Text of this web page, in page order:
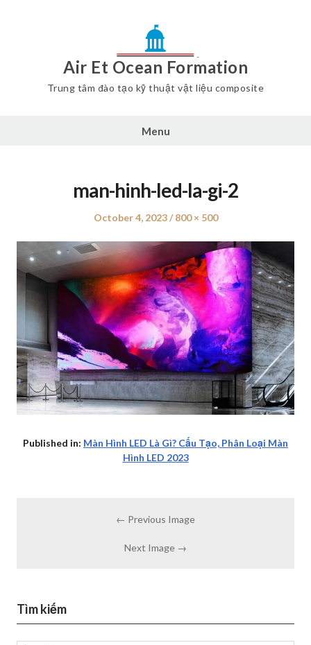
Air Et Ocean Formation
Trung tâm đào tạo kỹ thuật vật liệu composite
Menu
man-hinh-led-la-gi-2
Posted
October 4, 2023
Full
800 × 500
Published in: Màn Hình LED Là Gì? Cấu Tạo, Phân Loại Màn
Hình LED 2023
← Previous Image
Next Image →
Tìm kiếm